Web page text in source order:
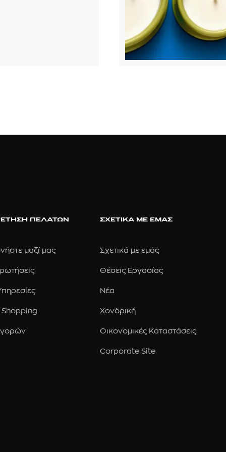
ΠΕΛΑΤΩΝ
μαζί μας
ΣΧΕΤΙΚΑ ΜΕ ΕΜΑΣ
Σχετικά με εμάς
Θέσεις Εργασίας
Νέα
Χονδρική
Οικονομικές Καταστάσεις
Corporate Site